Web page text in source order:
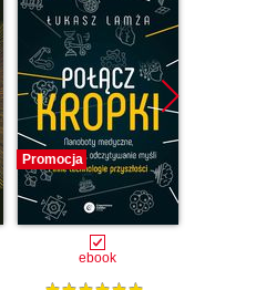
Promocja
ebook